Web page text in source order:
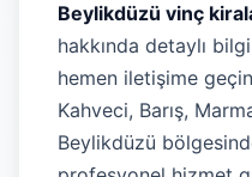
Beylikdüzü vinç
hakkında detaylı
hemen iletişime
Kahveci, Barış,
Beylikdüzü